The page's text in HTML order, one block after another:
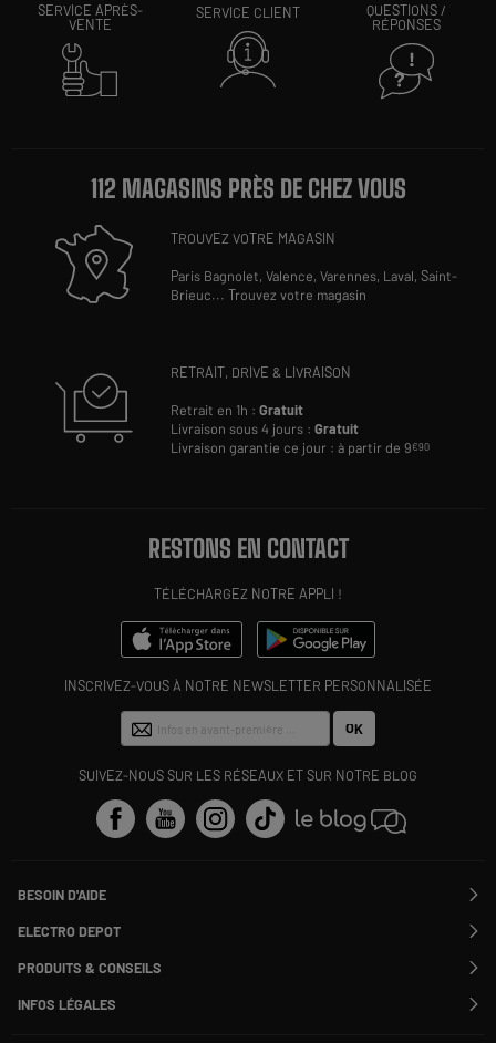
SERVICE APRÈS-
VENTE
SERVICE CLIENT
QUESTIONS /
RÉPONSES
112 MAGASINS PRÈS DE CHEZ VOUS
TROUVEZ VOTRE MAGASIN
Paris Bagnolet,Valence,Varennes, Laval,Saint-
Brieuc...Trouvez votre magasin
RETRAIT, DRIVE & LIVRAISON
Retrait en 1h :Gratuit
Livraison sous 4 jours :Gratuit
Livraison garantie ce jour : à partir de 9€90
RESTONS EN CONTACT
TÉLÉCHARGEZ NOTRE APPLI !
INSCRIVEZ-VOUS À NOTRE NEWSLETTER PERSONNALISÉE
OK
SUIVEZ-NOUS SUR LES RÉSEAUX ET SUR NOTRE BLOG
BESOIN D'AIDE
Suivre ma commande
Modifier ou annuler ma commande
SAV
Payer en plusieurs fois
Information phishing
ELECTRO DEPOT
Rejoignez-nous !
PRODUITS & CONSEILS
Nos marques
Les avis du site
INFOS LÉGALES